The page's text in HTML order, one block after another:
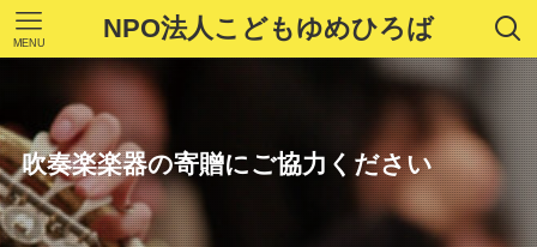
NPO法人こどもゆめひろば
MENU
吹奏楽楽器の寄贈にご協力ください